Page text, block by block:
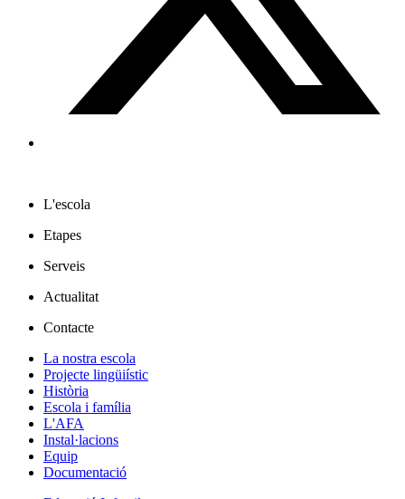
L'escola
Etapes
Serveis
Actualitat
Contacte
La nostra escola
Projecte lingüiístic
Història
Escola i família
L'AFA
Instal·lacions
Equip
Documentació